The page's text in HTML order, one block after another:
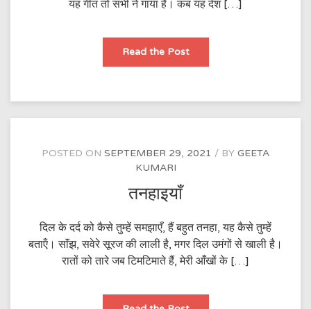
यह गीत तो सभी ने गाया है। कब यह देश […]
Read the Postदशहरा
POSTED ON SEPTEMBER 29, 2021 BY GEETA
KUMARI
तनहाइयाँ
दिल के दर्द को कैसे तुम्हें समझाएँ, हैं बहुत तनहा, यह कैसे तुम्हें
बताऍं। साॅंझ, सवेरे सूरज की लाली है, मगर दिल उमंगों से खाली है।
रातों को तारे जब टिमटिमाते हैं, मेरी आँखों के […]